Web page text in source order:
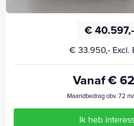
€ 40.597,-
€ 33.950,- Excl.
Vanaf €
Maandbedrag obv. 72
Ik heb